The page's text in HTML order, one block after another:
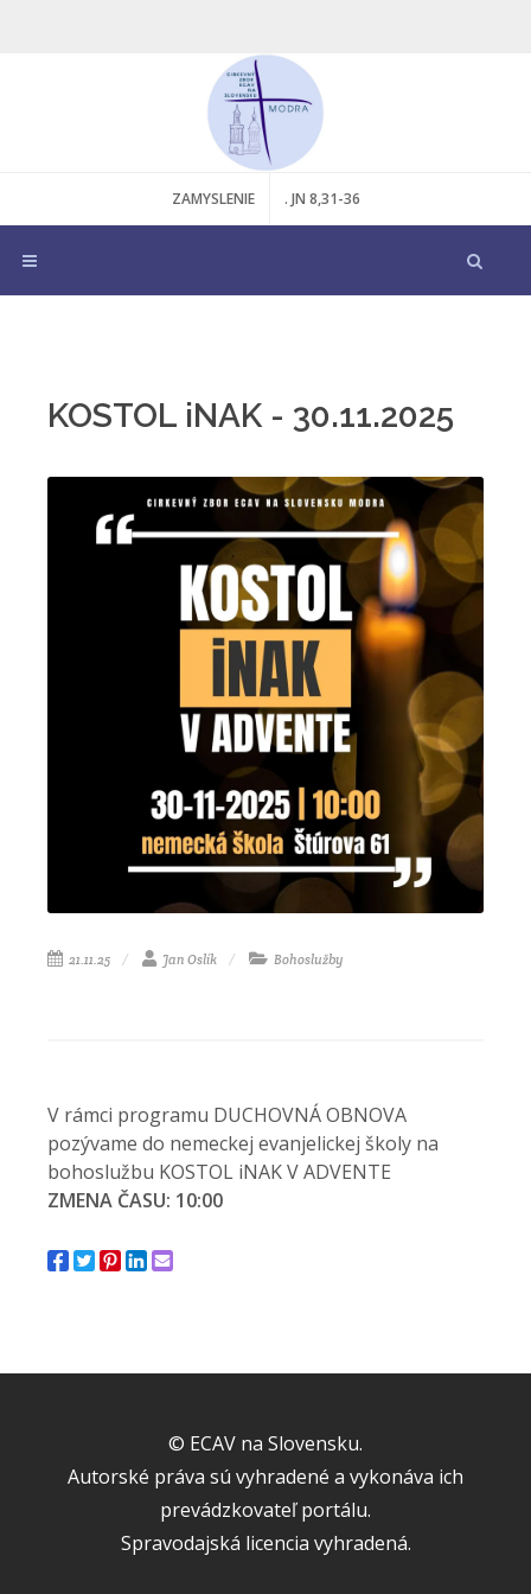
ZAMYSLENIE . JN 8,31-36
KOSTOL iNAK - 30.11.2025
21.11.25 Jan Oslík Bohoslužby
V rámci programu DUCHOVNÁ OBNOVA
pozývame do nemeckej evanjelickej školy na
bohoslužbu KOSTOL iNAK V ADVENTE
ZMENA ČASU: 10:00
© ECAV na Slovensku.
Autorské práva sú vyhradené a vykonáva ich
prevádzkovateľ portálu.
Spravodajská licencia vyhradená.